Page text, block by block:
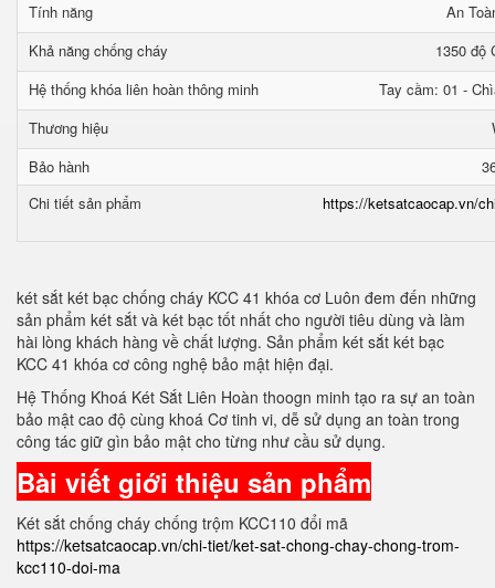
Tính năng
An
Khả năng chống cháy
1350 độ
Hệ thống khóa liên hoàn thông minh
Tay cầm: 01 -
Thương hiệu
Bảo hành
Chi tiết sản phẩm
https://ketsatcaocap.vn/
két sắt két bạc chống cháy KCC 41 khóa cơ Luôn đem đến những
sản phẩm két sắt và két bạc tốt nhất cho người tiêu dùng và làm
hài lòng khách hàng về chất lượng. Sản phẩm két sắt két bạc
KCC 41 khóa cơ công nghệ bảo mật hiện đại.
Hệ Thống Khoá Két Sắt Liên Hoàn thoogn minh tạo ra sự an toàn
bảo mật cao độ cùng khoá Cơ tinh vi, dễ sử dụng an toàn trong
công tác giữ gìn bảo mật cho từng như cầu sử dụng.
Bài viết giới thiệu sản phẩm
Két sắt chống cháy chống trộm KCC110 đổi mã
https://ketsatcaocap.vn/chi-tiet/ket-sat-chong-chay-chong-trom-
kcc110-doi-ma